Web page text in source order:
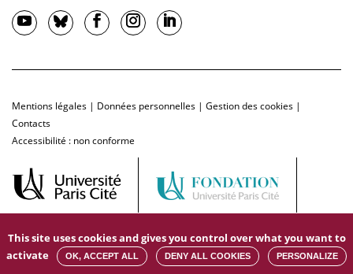
Mentions légales | Données personnelles | Gestion des cookies |
Contacts
Accessibilité : non conforme
This site uses cookies and gives you control over what you want to
activate
OK, ACCEPT ALL DENY ALL COOKIES PERSONALIZE